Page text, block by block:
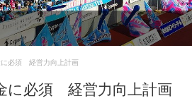
に必須 経営力向上計画
に必須 経営力向上計画